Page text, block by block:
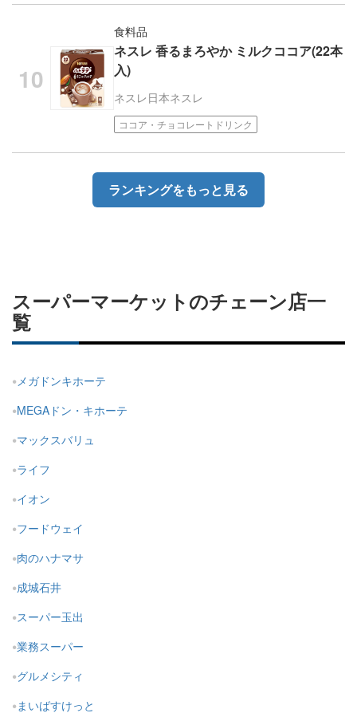
食料品
ネスレ 香るまろやか ミルクココア(22本
入)
ネスレ日本ネスレ
ココア・チョコレートドリンク
ランキングをもっと見る
スーパーマーケットのチェーン店一
覧
メガドンキホーテ
MEGAドン・キホーテ
マックスバリュ
ライフ
イオン
フードウェイ
肉のハナマサ
成城石井
スーパー玉出
業務スーパー
グルメシティ
まいばすけっと